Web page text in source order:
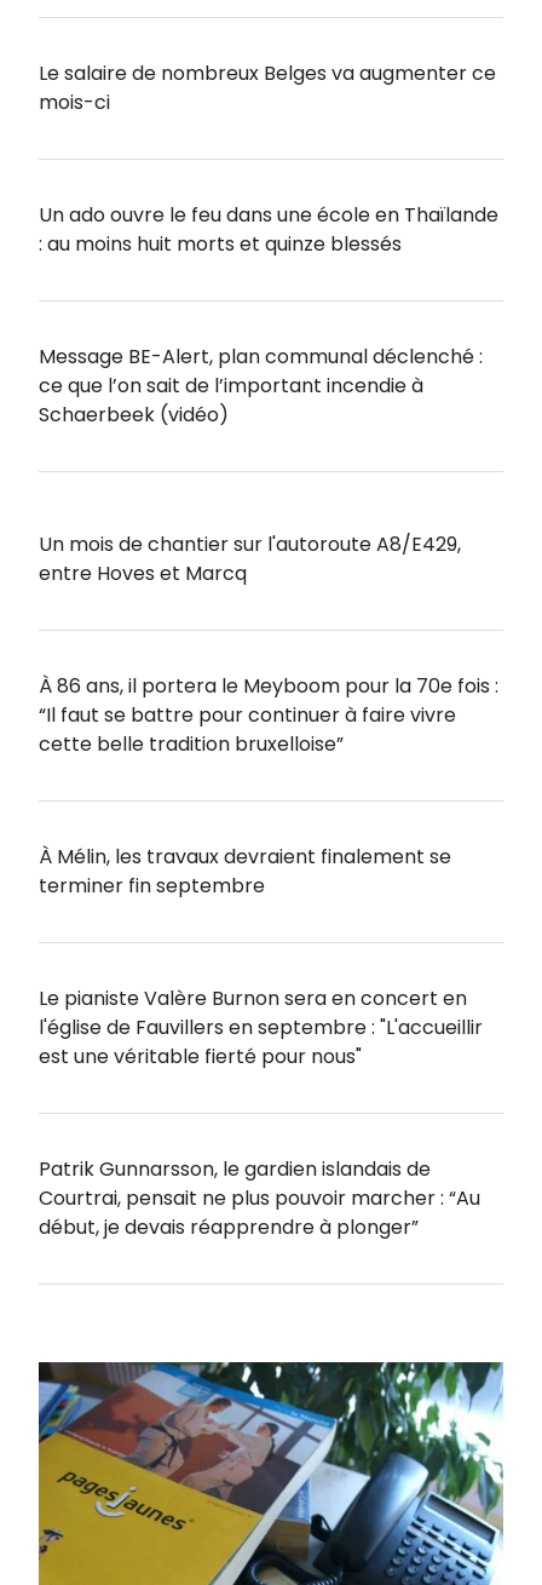
Le salaire de nombreux Belges va augmenter ce
mois-ci
Un ado ouvre le feu dans une école en Thaïlande
: au moins huit morts et quinze blessés
Message BE-Alert, plan communal déclenché :
ce que l’on sait de l’important incendie à
Schaerbeek (vidéo)
Un mois de chantier sur l'autoroute A8/E429,
entre Hoves et Marcq
À 86 ans, il portera le Meyboom pour la 70e fois :
“Il faut se battre pour continuer à faire vivre
cette belle tradition bruxelloise”
À Mélin, les travaux devraient finalement se
terminer fin septembre
Le pianiste Valère Burnon sera en concert en
l'église de Fauvillers en septembre : "L'accueillir
est une véritable fierté pour nous"
Patrik Gunnarsson, le gardien islandais de
Courtrai, pensait ne plus pouvoir marcher : “Au
début, je devais réapprendre à plonger”